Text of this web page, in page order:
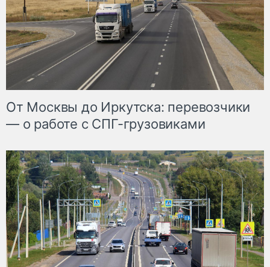
От Москвы до Иркутска: перевозчики
— о работе с СПГ-грузовиками